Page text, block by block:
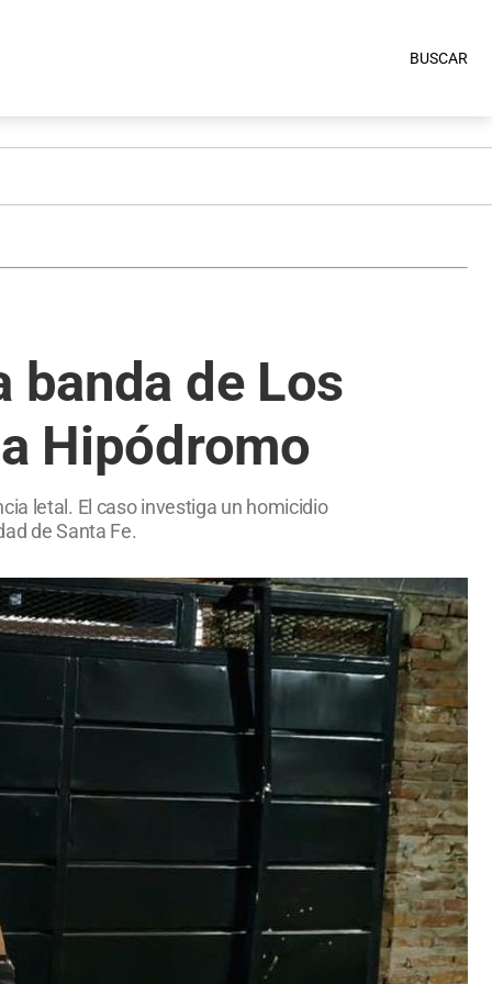
BUSCAR
banda de Los
Hipódromo
letal. El caso investiga un homicidio
de Santa Fe.